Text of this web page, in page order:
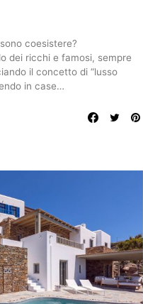
coesistere?
dei ricchi e famosi, sempre
il concetto di “lusso
in case…